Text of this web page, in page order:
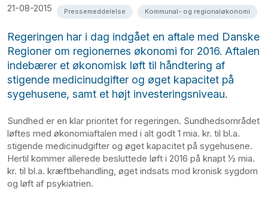
21-08-2015 Pressemeddelelse Kommunal- og regionaløkonomi
Regeringen har i dag indgået en aftale med Danske
Regioner om regionernes økonomi for 2016. Aftalen
indebærer et økonomisk løft til håndtering af
stigende medicinudgifter og øget kapacitet på
sygehusene, samt et højt investeringsniveau.
Sundhed er en klar prioritet for regeringen. Sundhedsområdet
løftes med økonomiaftalen med i alt godt 1 mia. kr. til bl.a.
stigende medicinudgifter og øget kapacitet på sygehusene.
Hertil kommer allerede besluttede løft i 2016 på knapt ½ mia.
kr. til bl.a. kræftbehandling, øget indsats mod kronisk sygdom
og løft af psykiatrien.